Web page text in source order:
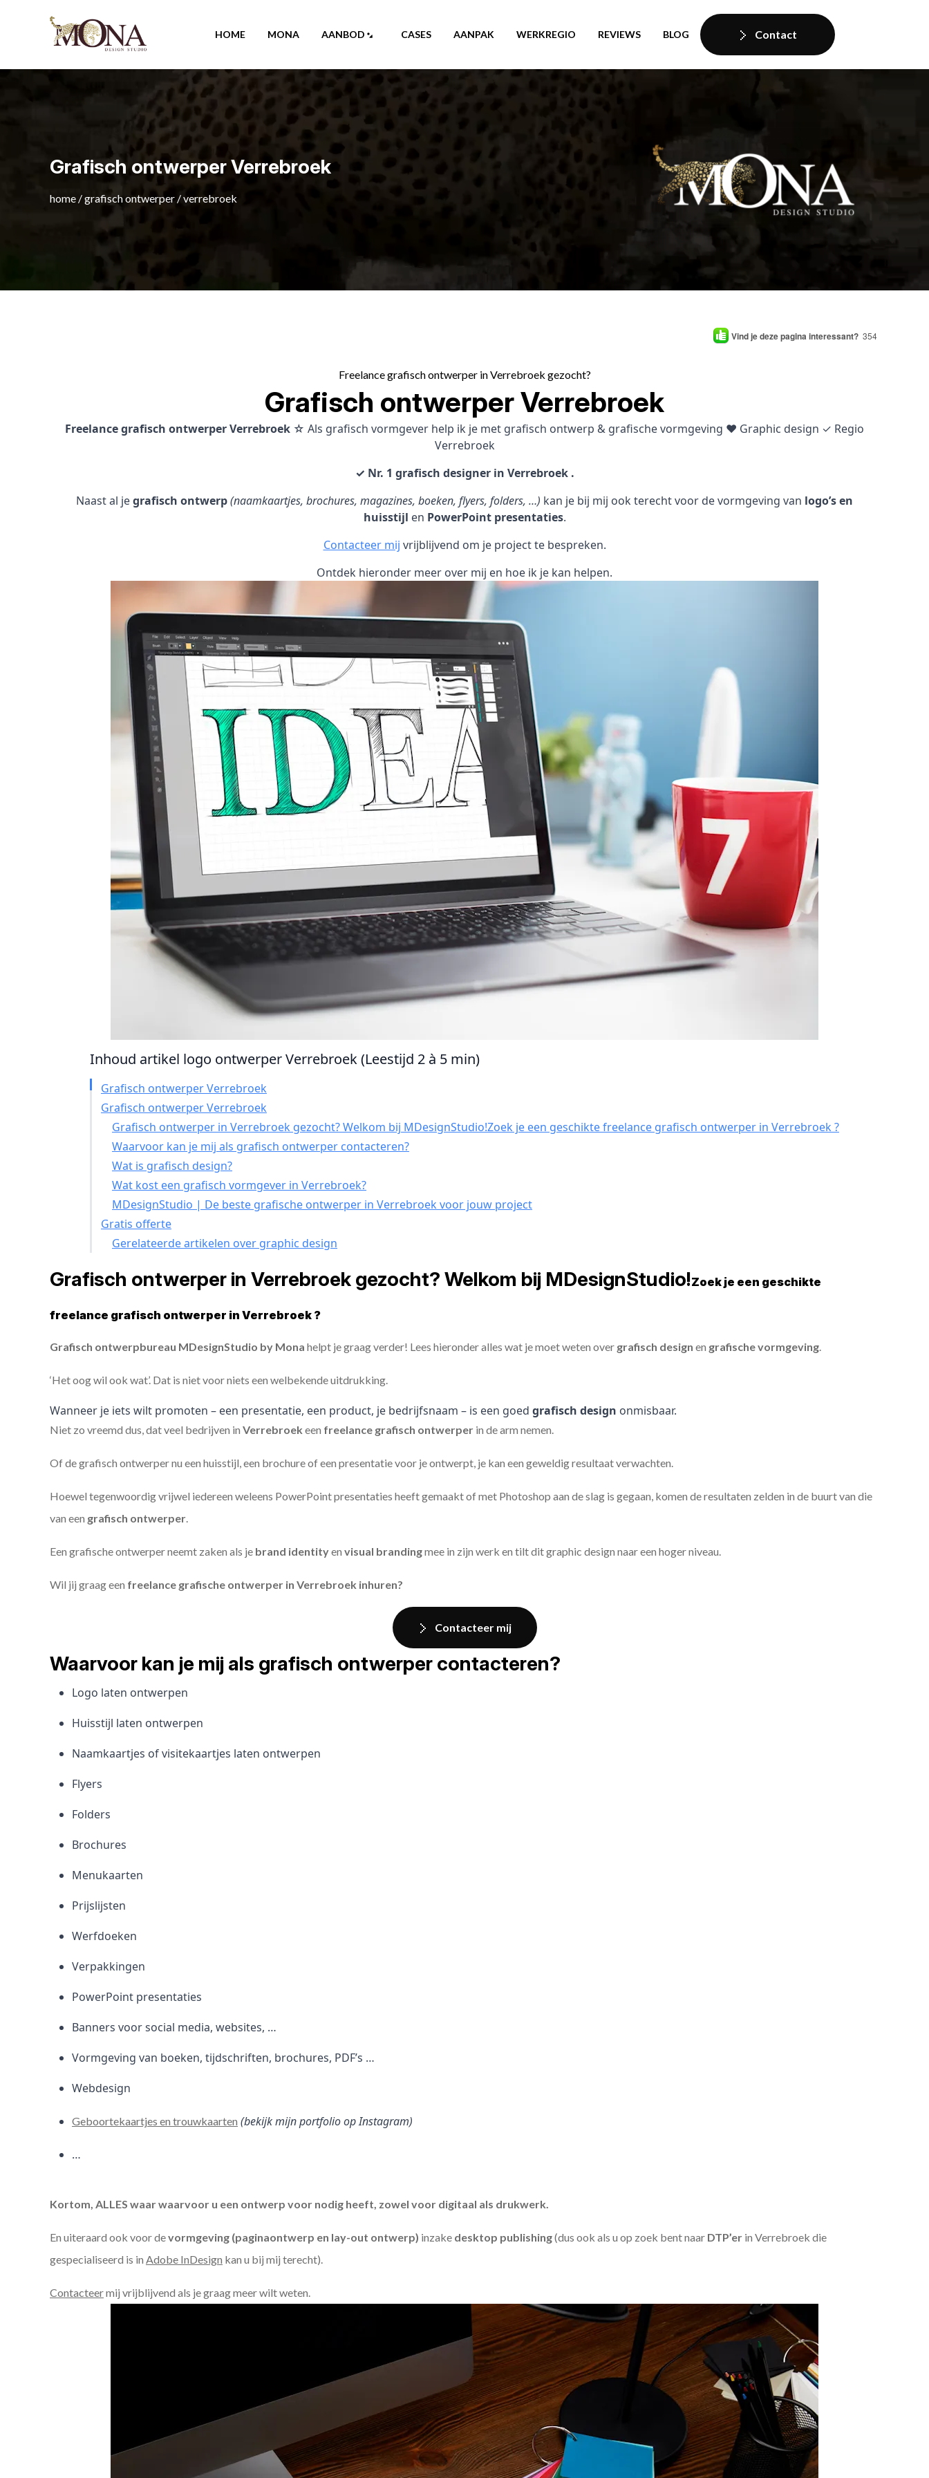
HOME MONA AANBOD CASES AANPAK WERKREGIO REVIEWS BLOG Contact
Grafisch ontwerper Verrebroek
home /grafisch ontwerper /verrebroek
Vind je deze pagina interessant? 354
Freelance grafisch ontwerper in Verrebroek gezocht?
Grafisch ontwerper Verrebroek
Freelance grafisch ontwerper Verrebroek ☆ Als grafisch vormgever help ik je met grafisch ontwerp & grafische vormgeving ♥ Graphic design ✓ Regio
Verrebroek
✓ Nr. 1 grafisch designer in Verrebroek .
Naast al jegrafisch ontwerp(naamkaartjes, brochures, magazines, boeken, flyers, folders, …) kan je bij mij ook terecht voor de vormgeving van logo’s en
huisstijl en PowerPoint presentaties.
Contacteer mij vrijblijvend om je project te bespreken.
Ontdek hieronder meer over mij en hoe ik je kan helpen.
Inhoud artikel logo ontwerper Verrebroek (Leestijd 2 à 5 min)
Grafisch ontwerper Verrebroek
Grafisch ontwerper Verrebroek
Grafisch ontwerper in Verrebroek gezocht? Welkom bij MDesignStudio!Zoek je een geschikte freelance grafisch ontwerper in Verrebroek ?
Waarvoor kan je mij als grafisch ontwerper contacteren?
Wat is grafisch design?
Wat kost een grafisch vormgever in Verrebroek?
MDesignStudio | De beste grafische ontwerper in Verrebroek voor jouw project
Gratis offerte
Gerelateerde artikelen over graphic design
Grafisch ontwerper in Verrebroek gezocht? Welkom bij MDesignStudio!Zoek je een geschikte
freelance grafisch ontwerper in Verrebroek ?
Grafisch ontwerpbureau MDesignStudio by Mona helpt je graag verder! Lees hieronder alles wat je moet weten over grafisch design en grafische vormgeving.
‘Het oog wil ook wat’. Dat is niet voor niets een welbekende uitdrukking.
Wanneer je iets wilt promoten – een presentatie, een product, je bedrijfsnaam – is een goed grafisch design onmisbaar.
Niet zo vreemd dus, dat veel bedrijven in Verrebroek een freelance grafisch ontwerper in de arm nemen.
Of de grafisch ontwerper nu een huisstijl, een brochure of een presentatie voor je ontwerpt, je kan een geweldig resultaat verwachten.
Hoewel tegenwoordig vrijwel iedereen weleens PowerPoint presentaties heeft gemaakt of met Photoshop aan de slag is gegaan, komen de resultaten zelden in de buurt van die
van een grafisch ontwerper.
Een grafische ontwerper neemt zaken als je brand identityen visual brandingmee in zijn werk en tilt dit graphic design naar een hoger niveau.
Wil jij graag een freelance grafische ontwerper in Verrebroek inhuren?
Contacteer mij
Waarvoor kan je mij als grafisch ontwerper contacteren?
Logo laten ontwerpen
Huisstijl laten ontwerpen
Naamkaartjes of visitekaartjes laten ontwerpen
Flyers
Folders
Brochures
Menukaarten
Prijslijsten
Werfdoeken
Verpakkingen
PowerPoint presentaties
Banners voor social media, websites, …
Vormgeving van boeken, tijdschriften, brochures, PDF’s …
Webdesign
Geboortekaartjes en trouwkaarten (bekijk mijn portfolio op Instagram)
…
Kortom, ALLES waar waarvoor u een ontwerp voor nodig heeft, zowel voor digitaal als drukwerk.
En uiteraard ook voor devormgeving (paginaontwerp en lay-out ontwerp) inzake desktop publishing(dus ook als u op zoek bent naar DTP’er in Verrebroek die
gespecialiseerd is in Adobe InDesign kan u bij mij terecht).
Contacteermij vrijblijvend als je graag meer wilt weten.